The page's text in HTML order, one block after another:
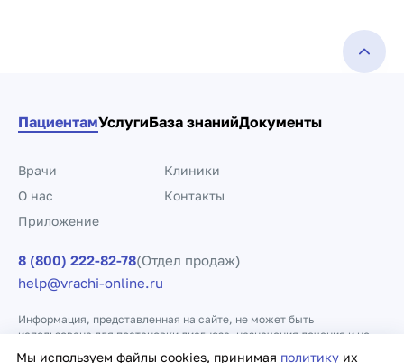
Мы используем файлы cookies, принимая политику их
ПациентамУслугиБаза знанийДокументы
Врачи
Клиники
О нас
Контакты
Приложение
8 (800) 222-82-78(Отдел продаж)
help@vrachi-online.ru
Информация, представленная на сайте, не может быть
использована для постановки диагноза, назначения лечения и не
заменяет прием врача.